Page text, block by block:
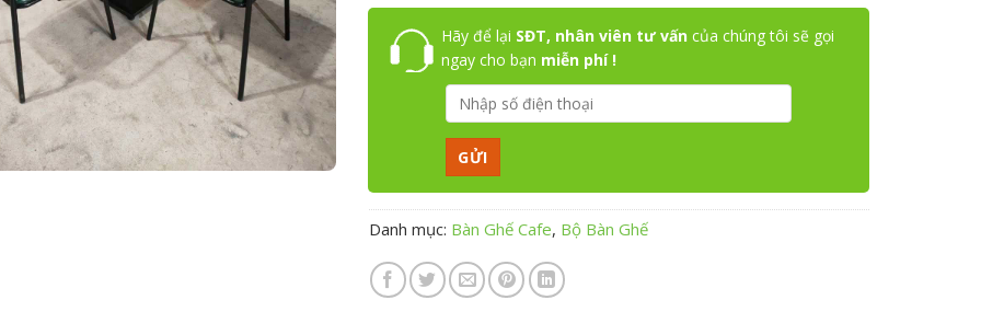
Hãy để lại SĐT, nhân viên tư vấn của chúng tôi sẽ gọi
ngay cho bạn miễn phí !
Danh mục: Bàn Ghế Cafe, Bộ Bàn Ghế